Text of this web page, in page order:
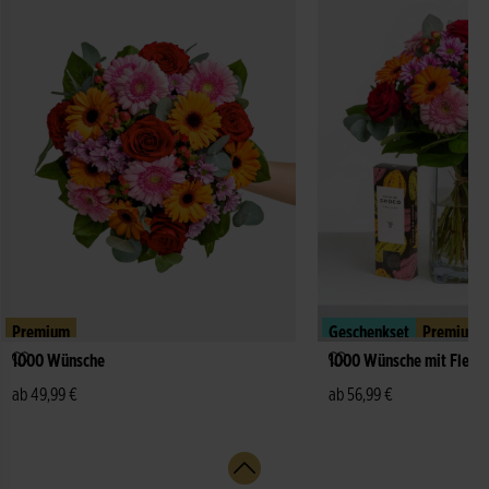
Premium
1000 Wünsche
ab 49,99 €
Geschenkset
Premium
1000 Wünsche mit Fleur
ab 56,99 €